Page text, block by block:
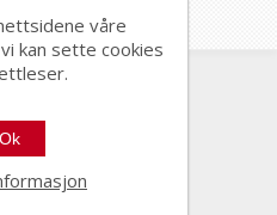
våre
kan sette cookies
Ok